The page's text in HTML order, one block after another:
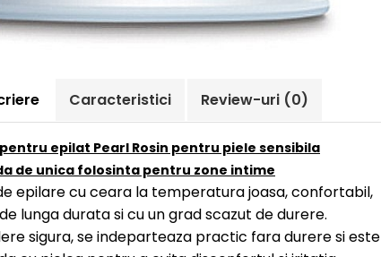
Caracteristici Review-uri (0)
epilat Pearl Rosin pentru piele sensibila
de unica folosinta pentru zone intime
epilare cu ceara la temperatura joasa, confortabil,
lunga durata si cu un grad scazut de durere.
sigura, se indeparteaza practic fara durere si este